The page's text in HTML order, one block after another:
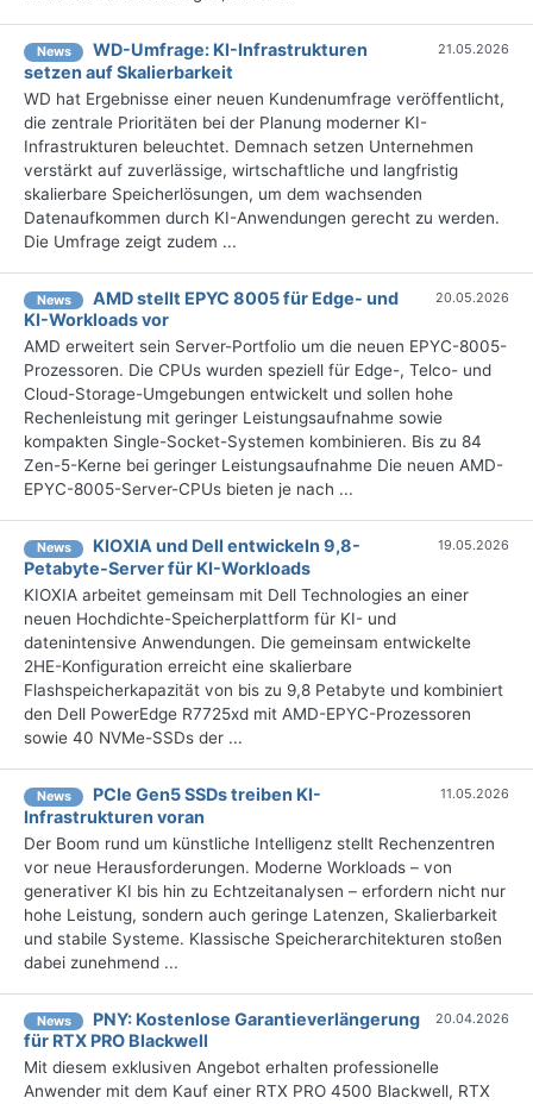
News
WD-Umfrage: KI-Infrastrukturen
setzen auf Skalierbarkeit
21.05.2026
WD hat Ergebnisse einer neuen Kundenumfrage veröffentlicht,
die zentrale Prioritäten bei der Planung moderner KI-
Infrastrukturen beleuchtet. Demnach setzen Unternehmen
verstärkt auf zuverlässige, wirtschaftliche und langfristig
skalierbare Speicherlösungen, um dem wachsenden
Datenaufkommen durch KI-Anwendungen gerecht zu werden.
Die Umfrage zeigt zudem ...
News
AMD stellt EPYC 8005 für Edge- und
KI-Workloads vor
20.05.2026
AMD erweitert sein Server-Portfolio um die neuen EPYC-8005-
Prozessoren. Die CPUs wurden speziell für Edge-, Telco- und
Cloud-Storage-Umgebungen entwickelt und sollen hohe
Rechenleistung mit geringer Leistungsaufnahme sowie
kompakten Single-Socket-Systemen kombinieren. Bis zu 84
Zen-5-Kerne bei geringer Leistungsaufnahme Die neuen AMD-
EPYC-8005-Server-CPUs bieten je nach ...
News
KIOXIA und Dell entwickeln 9,8-
Petabyte-Server für KI-Workloads
19.05.2026
KIOXIA arbeitet gemeinsam mit Dell Technologies an einer
neuen Hochdichte-Speicherplattform für KI- und
datenintensive Anwendungen. Die gemeinsam entwickelte
2HE-Konfiguration erreicht eine skalierbare
Flashspeicherkapazität von bis zu 9,8 Petabyte und kombiniert
den Dell PowerEdge R7725xd mit AMD-EPYC-Prozessoren
sowie 40 NVMe-SSDs der ...
News
PCIe Gen5 SSDs treiben KI-
Infrastrukturen voran
11.05.2026
Der Boom rund um künstliche Intelligenz stellt Rechenzentren
vor neue Herausforderungen. Moderne Workloads – von
generativer KI bis hin zu Echtzeitanalysen – erfordern nicht nur
hohe Leistung, sondern auch geringe Latenzen, Skalierbarkeit
und stabile Systeme. Klassische Speicherarchitekturen stoßen
dabei zunehmend ...
News
PNY: Kostenlose Garantieverlängerung
für RTX PRO Blackwell
20.04.2026
Mit diesem exklusiven Angebot erhalten professionelle
Anwender mit dem Kauf einer RTX PRO 4500 Blackwell, RTX